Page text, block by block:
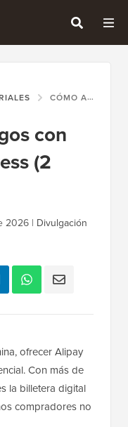
CÓMO ACEPTAR PAGOS CON ALIPAY EN WORDPRESS (2 MÉTODOS FÁCILES)
con
(2
2026 | Divulgación
ofrecer Alipay
Con más de
la billetera digital
compradores no